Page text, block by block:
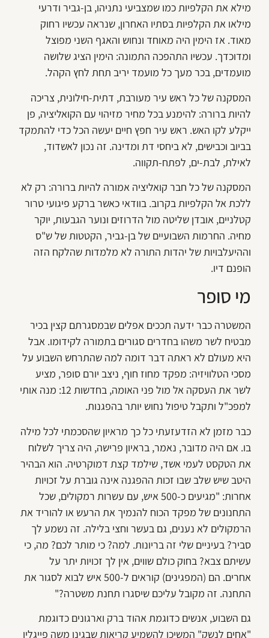
מילא את הקלפיות כמו שמצביעי נתניהו, בן-גביר ודרעי
מילאו את הקלפיות בסתיו האחרון, שנראה עכשיו רחוק
מאוד. אז הימין היה מאוחד ונחוש והאגף השני מפוצל
ומדוכדך. עכשיו התהפכה התמונה: הימין הציג שלושה
מועמדים, בכר מעך כל מועמד יריב תחת לחץ הקהל.
המסקנה של כל ראש עיר מעורבת, דתית-חילונית, צריכה
להיות ברורה: להימנע בכל מחיר מזיהוי עם הקואליציה, פן
ייקלע לקו האש. ראש עיר חפץ חיים יעשה הכל כדי להתמקד
בביוב וכבישים, לא ביחסי דת ומדינה. זה נכון לאשדוד,
לאילת, לבת-ים, לפתח-תקווה.
המסקנה של כל חבר קואליציה אמורה להיות ברורה: רק לא
ללכת אל הקלפיות בקרוב. בוודאי כאשר ברקע פיגועי טרור
קטלניים, אובדן שליטה מול הדרוזים ונוער הגבעות, יוקר
מחיה. החרמות השבועיים של בן-גביר, הקטטות של ש"ס
וההיעלבויות של יהדות התורה לא מלמדות שהלקח הזה
הופנם דיו.
מי סופר
המשטרה כבר ידעה תככים אפלים שבמסגרתם קצין בכיר
מבטיח לשר משהו בחדרים סגורים בתמורה לקידומו. אבל
היא מעולם לא ראתה דבר דומה למה שהתרחש השבוע על
מסכי הטלוויזיה: מפקד מחוז חוף, ניצב יורם סופר, מציע
לשר את העסקה אל מול פני האומה, בחדשות 12: מנה אותי
למפכ"ל ותקבל טיפול נחוש יותר בהפגנות.
כבר מזמן לא הזדעזעתי כל כך מראיון שהסכמתי לכל מילה
בו. אם היה מדובר, נאמר, בראיון פרישה, היה צריך לשלוח
את הטקסט לעמי אשד, שילמד קצת דמוקרטיה. הוא הבהיר
היטב שיש שלב שבו זכות ההפגנה אינה גוברת על זכויות
אחרות: "מגיעים כ-500 איש, עם עשרות רמקולים, שכל
התחנונים של מפקד הכוח להנמיך את הרעש או להוריד את
הרמקולים לא נענים, גם בעשר וחצי בלילה. זה נשמע לך
סביר? בעיניים שלי זה בריונות. למה? כי מותר לכם? מה, כי
עשיתם צבא? בחוק כולם שווים, אין לך זכויות יתר על
אחרים. הם (המפגינים) קוראים ל-500 איש לבוא לסגור את
התחנה. זה מקובל עליכם שיסגרו תחנת משטרה?"
גם השבוע, אנשים כדוגמת אהוד ברק וארגונים כדוגמת
"אחים לנשק" המשיכו להשמיע קריאות שבגינן משה פייגלין